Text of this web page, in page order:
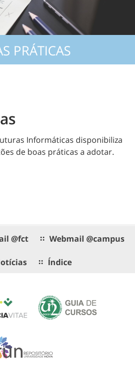
PRÁTICAS
Informáticas disponibiliza
de boas práticas a adotar.
@fct Webmail @campus
Índice